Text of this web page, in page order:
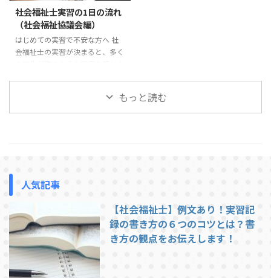
ら指導しています。 この記事で
は、社会福祉士実習で指導を受け
やすい学生の特徴と、実習前に意
識しておきたいポイントを紹介し
社会福祉士実習の1日の流れ
（社会福祉協議会編）
はじめての実習で不安な方へ 社
会福祉士の実習が決まると、多く
の実習は忙しいのだろうか」「実
習生はどこまで関わることができ
から実習に行く方がイメージをつ
会福祉協議会での実習は、基本的
には職員と同じ時間帯で行われま
す。ここでは一例として、典型的
...
もっと読む
人気記事
【社会福祉士】例文あり！実習記
録の書き方の６つのコツとは？書
き方の観点をお伝えします！